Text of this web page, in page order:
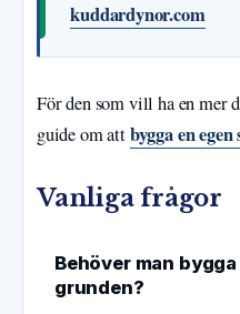
kuddardynor.com
För den som vill ha en mer
guide om attbygga en egen
Vanliga frågor
Behöver man
grunden?